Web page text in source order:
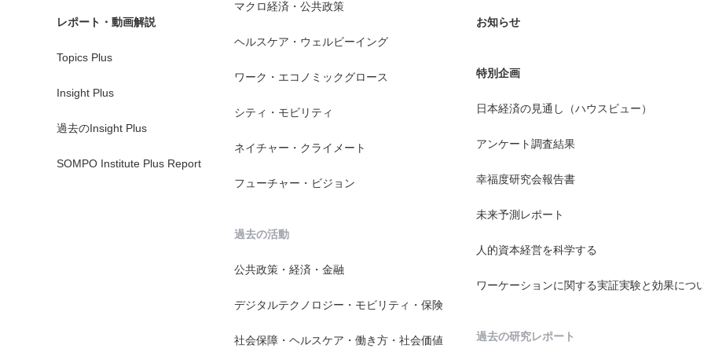
レポート・動画解説
Topics Plus
Insight Plus
過去のInsight Plus
SOMPO Institute Plus Report
マクロ経済・公共政策
ヘルスケア・ウェルビーイング
ワーク・エコノミックグロース
シティ・モビリティ
ネイチャー・クライメート
フューチャー・ビジョン
過去の活動
公共政策・経済・金融
デジタルテクノロジー・モビリティ・保険
社会保障・ヘルスケア・働き方・社会価値
お知らせ
特別企画
日本経済の見通し（ハウスビュー）
アンケート調査結果
幸福度研究会報告書
未来予測レポート
人的資本経営を科学する
ワーケーションに関する実証実験と効果につ
過去の研究レポート